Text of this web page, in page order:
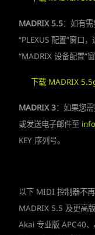
MADRIX 5.5：如有
“PLEXUS 配置”窗口
“MADRIX 设备配置”
下载 MADRIX
MADRIX 3：如果您
或发送电子邮件至
KEY 序列号。
以下 MIDI 控制器不
MADRIX 5.5 及更高
Akai 专业版 APC40